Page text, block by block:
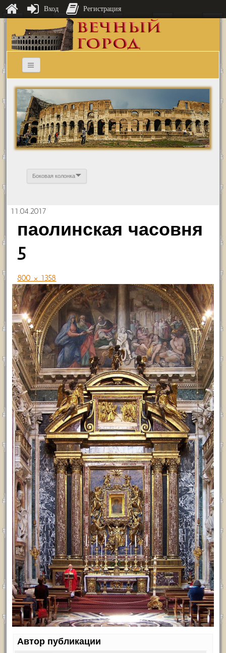
Боковая колонка
11.04.2017
паолинская часовня
5
800 × 1358
Автор публикации
Вход Регистрация